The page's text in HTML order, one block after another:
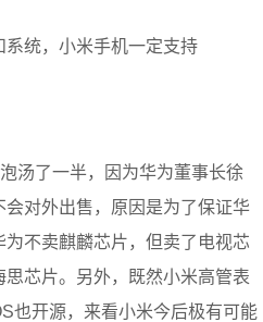
汤了一半，因为华为董事长徐
对外出售，原因是为了保证华
不卖麒麟芯片，但卖了电视芯
芯片。另外，既然小米高管表
也开源，来看小米今后极有可能